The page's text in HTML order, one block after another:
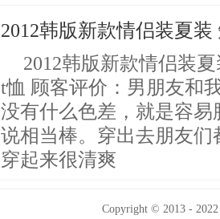
2012韩版新款情侣装夏
2012韩版新款情侣装
t恤 顾客评价：男朋友和
没有什么色差，就是容
说相当棒。穿出去朋友们
穿起来很清爽
Copyright © 2013 -